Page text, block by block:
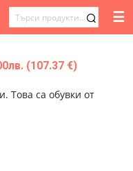
ТЪРСЕНЕ
☰
лв. (107.37 €)
Това са обувки от